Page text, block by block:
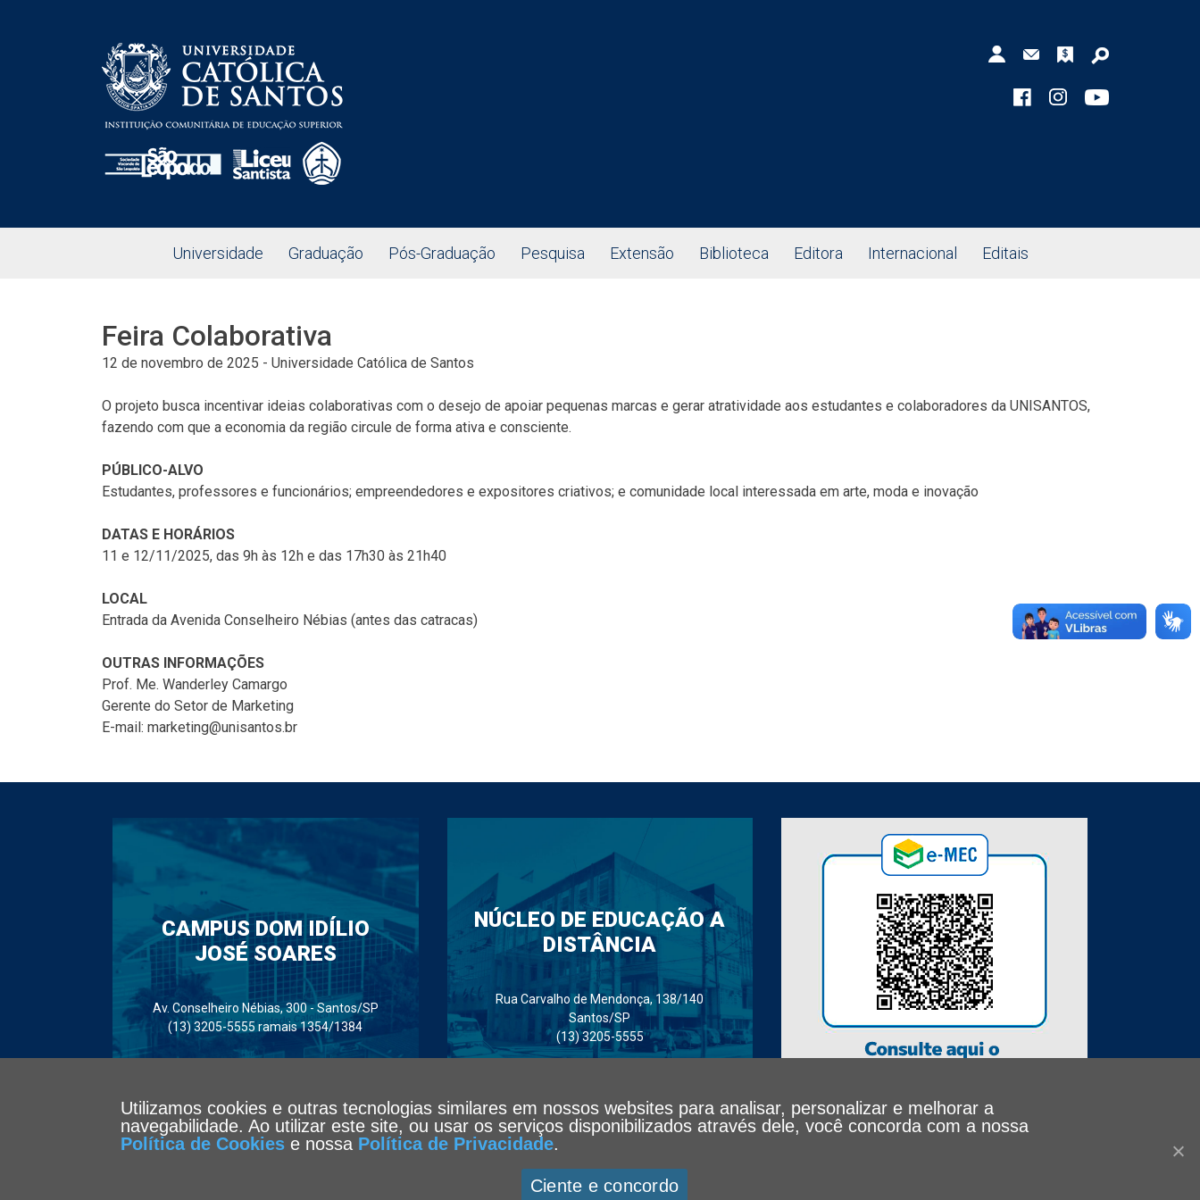
Universidade Graduação Pós-Graduação Pesquisa Extensão Biblioteca Editora Internacional Editais
Feira Colaborativa
12 de novembro de 2025 - Universidade Católica de Santos
O projeto busca incentivar ideias colaborativas com o desejo de apoiar pequenas marcas e gerar atratividade aos estudantes e colaboradores da UNISANTOS,
fazendo com que a economia da região circule de forma ativa e consciente.
PÚBLICO-ALVO
Estudantes, professores e funcionários; empreendedores e expositores criativos; e comunidade local interessada em arte, moda e inovação
DATAS E HORÁRIOS
11 e 12/11/2025, das 9h às 12h e das 17h30 às 21h40
LOCAL
Entrada da Avenida Conselheiro Nébias (antes das catracas)
OUTRAS INFORMAÇÕES
Prof. Me. Wanderley Camargo
Gerente do Setor de Marketing
E-mail: marketing@unisantos.br
CAMPUS DOM IDÍLIO
JOSÉ SOARES
Av. Conselheiro Nébias, 300 - Santos/SP
(13) 3205-5555 ramais 1354/1384
NÚCLEO DE EDUCAÇÃO A
DISTÂNCIA
Rua Carvalho de Mendonça, 138/140
Santos/SP
(13) 3205-5555
Utilizamos cookies e outras tecnologias similares em nossos websites para analisar, personalizar e melhorar a
navegabilidade. Ao utilizar este site, ou usar os serviços disponibilizados através dele, você concorda com a nossa
Política de Cookiese nossa Política de Privacidade.
Ciente e concordo